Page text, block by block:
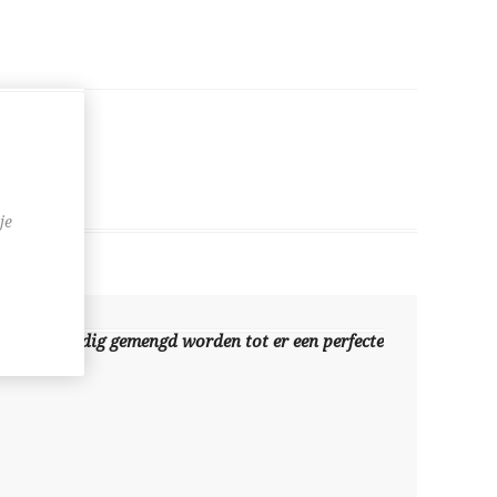
gemengd worden tot er een perfecte